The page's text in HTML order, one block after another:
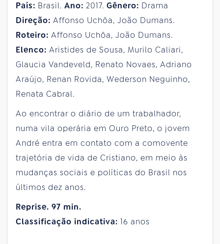
País: Brasil. Ano: 2017. Gênero: Drama
Direção: Affonso Uchôa, João Dumans.
Roteiro: Affonso Uchôa, João Dumans.
Elenco: Aristides de Sousa, Murilo Caliari,
Glaucia Vandeveld, Renato Novaes, Adriano
Araújo, Renan Rovida, Wederson Neguinho,
Renata Cabral.
Ao encontrar o diário de um trabalhador,
numa vila operária em Ouro Preto, o jovem
André entra em contato com a comovente
trajetória de vida de Cristiano, em meio às
mudanças sociais e políticas do Brasil nos
últimos dez anos.
Reprise. 97 min.
Classificação indicativa: 16 anos